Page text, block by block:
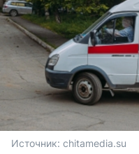
Источник: chitamedia.su